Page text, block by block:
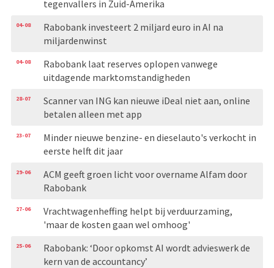
tegenvallers in Zuid-Amerika
04-08
Rabobank investeert 2 miljard euro in AI na
miljardenwinst
04-08
Rabobank laat reserves oplopen vanwege
uitdagende marktomstandigheden
28-07
Scanner van ING kan nieuwe iDeal niet aan, online
betalen alleen met app
23-07
Minder nieuwe benzine- en dieselauto's verkocht in
eerste helft dit jaar
29-06
ACM geeft groen licht voor overname Alfam door
Rabobank
27-06
Vrachtwagenheffing helpt bij verduurzaming,
'maar de kosten gaan wel omhoog'
25-06
Rabobank: ‘Door opkomst AI wordt advieswerk de
kern van de accountancy’